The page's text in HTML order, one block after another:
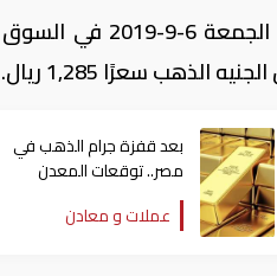
بعد قفزة جرام الذهب في
مصر.. توقعات المعدن
الأصفر للفترة المقبلة
عملات و معادن